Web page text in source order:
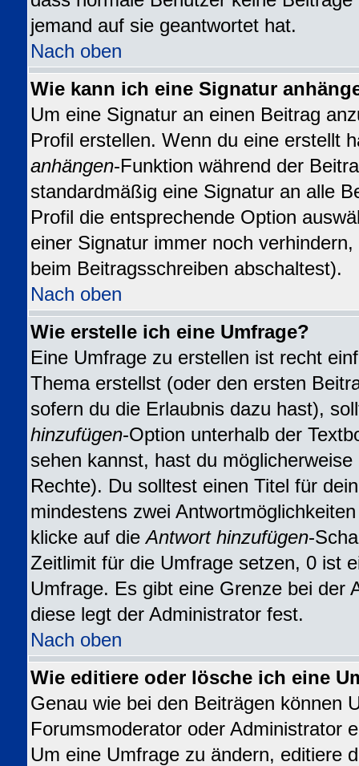
jemand auf sie geantwortet hat.
Nach oben
Wie kann ich eine Signatur
Um eine Signatur an einen Beitrag
Profil erstellen. Wenn du eine erstellt
anhängen-Funktion während der
standardmäßig eine Signatur an alle
Profil die entsprechende Option
einer Signatur immer noch
beim Beitragsschreiben abschaltest).
Nach oben
Wie erstelle ich eine Umfrage?
Eine Umfrage zu erstellen ist recht
Thema erstellst (oder den ersten
sofern du die Erlaubnis dazu hast),
hinzufügen-Option unterhalb der
sehen kannst, hast du
Rechte). Du solltest einen Titel für
mindestens zwei
klicke auf dieAntwort hinzufügen-
Zeitlimit für die Umfrage setzen, 0 ist
Umfrage. Es gibt eine Grenze bei der
diese legt der Administrator fest.
Nach oben
Wie editiere oder lösche ich eine
Genau wie bei den Beiträgen können
Forumsmoderator oder Administrator
Um eine Umfrage zu ändern, editiere